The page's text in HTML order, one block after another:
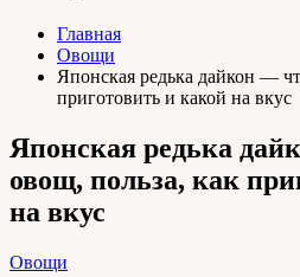
Главная
Овощи
Японская редька дайкон —
приготовить и какой на вкус
Японская редька
овощ, польза, как
на вкус
Овощи